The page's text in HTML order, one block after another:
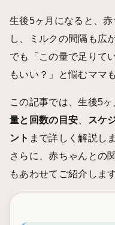
生後5ヶ月になると、
し、ミルクの間隔も広
でも「この量で足りて
もいい？」と悩むママ
この記事では、生後5
量と回数の目安
スケ
ント まで詳しく解説し
さらに、赤ちゃんとの
もあわせてご紹介します